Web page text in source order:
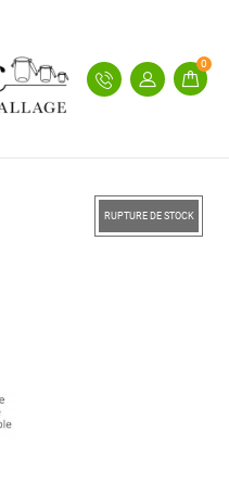
0
RUPTURE DE STOCK